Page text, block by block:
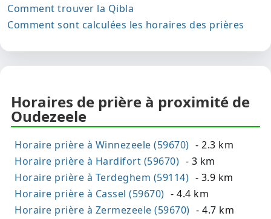
Comment trouver la Qibla
Comment sont calculées les horaires des prières
Horaires de prière à proximité de
Oudezeele
Horaire prière à Winnezeele (59670) - 2.3 km
Horaire prière à Hardifort (59670) - 3 km
Horaire prière à Terdeghem (59114) - 3.9 km
Horaire prière à Cassel (59670) - 4.4 km
Horaire prière à Zermezeele (59670) - 4.7 km